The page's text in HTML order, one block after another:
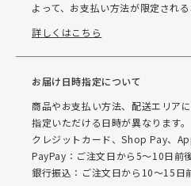
よって、お支払い方法が限定される
詳しくはこちら
お届け日時指定について
商品やお支払い方法、配送エリア
指定いただける日時が異なります。
クレジットカード、Shop Pay、
PayPay：ご注文日から5～10日前
銀行振込：ご注文日から10～15日